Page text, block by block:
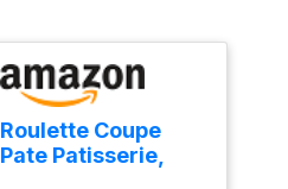
Roulette Coupe
Pate Patisserie,